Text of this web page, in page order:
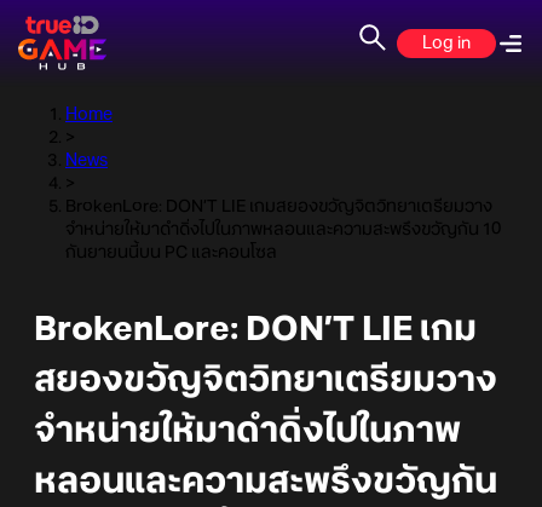
Log in
Home
>
News
>
BrokenLore: DON’T LIE เกมสยองขวัญจิตวิทยาเตรียมวาง
จำหน่ายให้มาดำดิ่งไปในภาพหลอนและความสะพรึงขวัญกัน 10
กันยายนนี้บน PC และคอนโซล
BrokenLore: DON’T LIE เกม
สยองขวัญจิตวิทยาเตรียมวาง
จำหน่ายให้มาดำดิ่งไปในภาพ
หลอนและความสะพรึงขวัญกัน